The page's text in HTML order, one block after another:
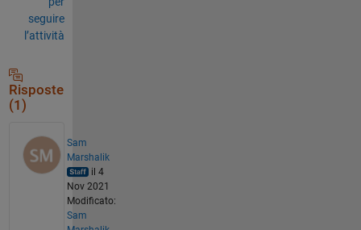
seguire
l’attività
Risposte
(1)
Sam
Marshalik
il 4
Nov 2021
Modificato:
Sam